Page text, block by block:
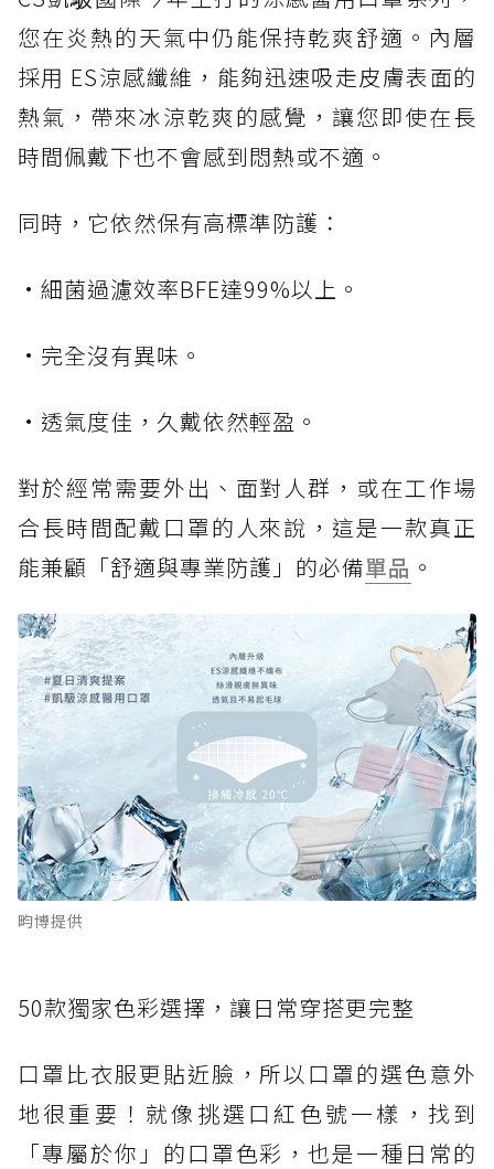
您在炎熱的天氣中仍能保持乾爽舒適。內層
採用 ES涼感纖維，能夠迅速吸走皮膚表面的
熱氣，帶來冰涼乾爽的感覺，讓您即使在長
時間佩戴下也不會感到悶熱或不適。
同時，它依然保有高標準防護：
•細菌過濾效率BFE達99%以上。
•完全沒有異味。
•透氣度佳，久戴依然輕盈。
對於經常需要外出、面對人群，或在工作場
合長時間配戴口罩的人來說，這是一款真正
能兼顧「舒適與專業防護」的必備單品 。
畇博提供
50款獨家色彩選擇，讓日常穿搭更完整
口罩比衣服更貼近臉，所以口罩的選色意外
地很重要！就像挑選口紅色號一樣，找到
「專屬於你」的口罩色彩，也是一種日常的